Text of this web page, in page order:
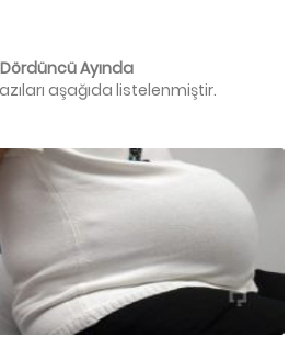
Ayında
aşağıda listelenmiştir.